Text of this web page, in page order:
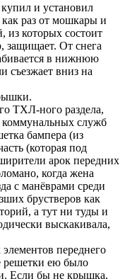
и установил
раз от мошкары и
из которых состоит
защищает. От снега
в нижнюю
съезжает вниз на
ТХЛ-ного раздела,
коммунальных служб
бампера (из
(которая под
арок передних
когда жена
с манёврами среди
брустверов как
а тут ни туды и
выскакивала,
переднего
решетки ею было
Если бы не крышка,